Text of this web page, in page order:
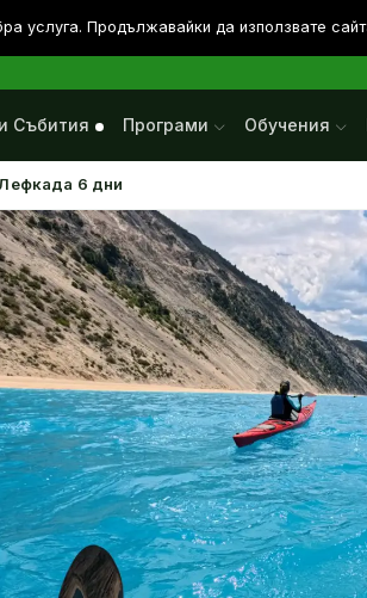
услуга. Продължавайки да използвате
Събития Програми Обучения
6 дни